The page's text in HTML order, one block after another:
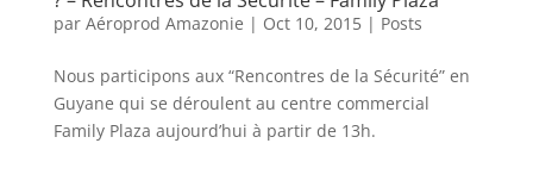
par Aéroprod Amazonie | Oct 10, 2015| Posts
Nous participons aux “Rencontres de la Sécurité” en
Guyane qui se déroulent au centre commercial
Family Plaza aujourd’hui à partir de 13h.